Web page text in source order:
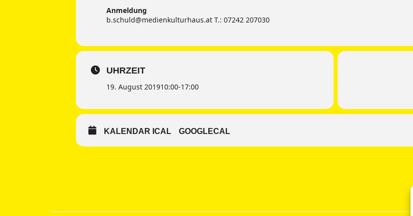
Anmeldung
b.schuld@medienkulturhaus.at T.: 07242 207030
UHRZEIT
19. August 201910:00-17:00
KALENDAR ICAL GOOGLECAL